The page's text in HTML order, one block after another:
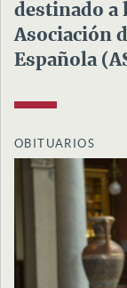
destinado a
Asociación
Española
OBITUARIOS